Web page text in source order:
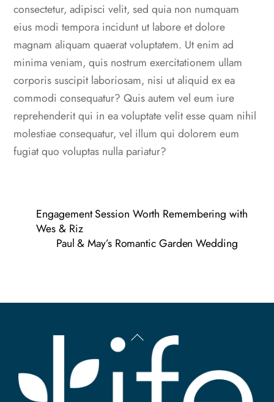
consectetur, adipisci velit, sed quia non numquam
eius modi tempora incidunt ut labore et dolore
magnam aliquam quaerat voluptatem. Ut enim ad
minima veniam, quis nostrum exercitationem ullam
corporis suscipit laboriosam, nisi ut aliquid ex ea
commodi consequatur? Quis autem vel eum iure
reprehenderit qui in ea voluptate velit esse quam nihil
molestiae consequatur, vel illum qui dolorem eum
fugiat quo voluptas nulla pariatur?
Engagement Session Worth Remembering with
Wes & Riz
Paul & May’s Romantic Garden Wedding
Back
Top